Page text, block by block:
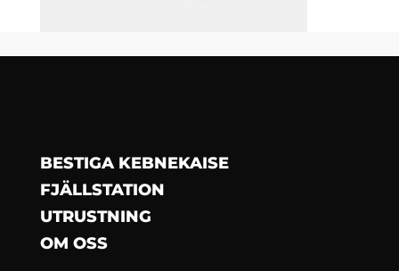
BESTIGA KEBNEKAISE
FJÄLLSTATION
UTRUSTNING
OM OSS